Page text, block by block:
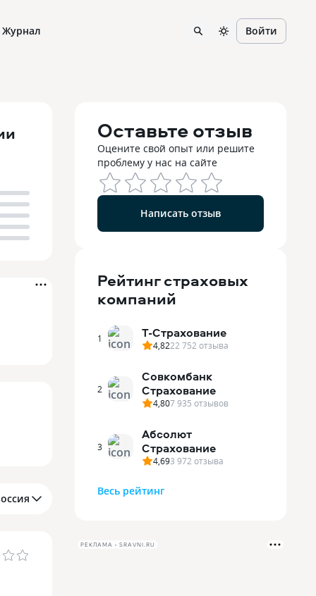
Журнал Войти
Оставьте отзыв
Оцените свой опыт или решите
проблему у нас на сайте
Написать отзыв
Рейтингстраховых
компаний
1 Т-Страхование
4,8222 752 отзыва
2
Совкомбанк
Страхование
4,807 935 отзывов
3
Абсолют
Страхование
4,693 972 отзыва
Весь рейтинг
РЕКЛАМА • SRAVNI.RU